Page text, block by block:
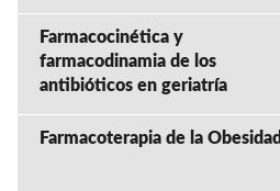
Farmacocinética y
farmacodinamia de los
antibióticos en geriatría
Farmacoterapia de la Obesidad